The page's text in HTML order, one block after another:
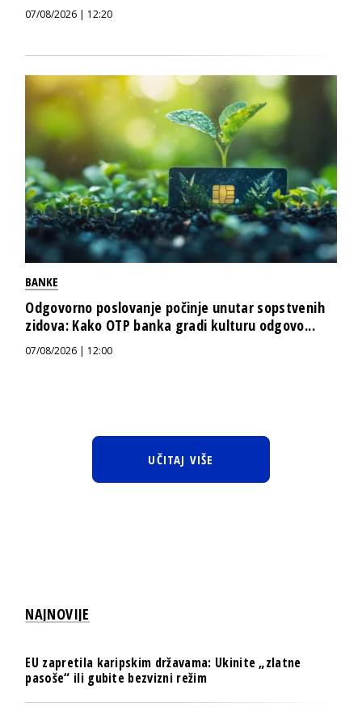
07/08/2026 | 12:20
BANKE
Odgovorno poslovanje počinje unutar sopstvenih
zidova: Kako OTP banka gradi kulturu odgovo...
07/08/2026 | 12:00
UČITAJ VIŠE
NAJNOVIJE
EU zapretila karipskim državama: Ukinite „zlatne
pasoše“ ili gubite bezvizni režim